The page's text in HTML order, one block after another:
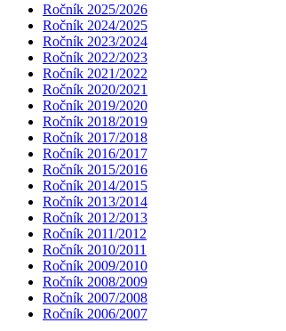
Ročník 2025/2026
Ročník 2024/2025
Ročník 2023/2024
Ročník 2022/2023
Ročník 2021/2022
Ročník 2020/2021
Ročník 2019/2020
Ročník 2018/2019
Ročník 2017/2018
Ročník 2016/2017
Ročník 2015/2016
Ročník 2014/2015
Ročník 2013/2014
Ročník 2012/2013
Ročník 2011/2012
Ročník 2010/2011
Ročník 2009/2010
Ročník 2008/2009
Ročník 2007/2008
Ročník 2006/2007